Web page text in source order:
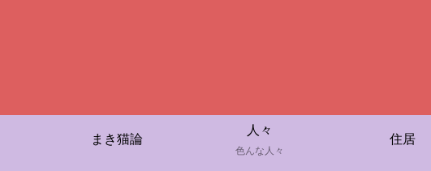
まき猫論
人々
色んな人々
住居